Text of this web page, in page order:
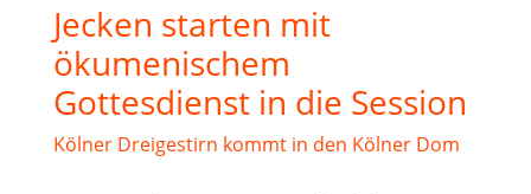
Jecken starten mit
ökumenischem
Gottesdienst in die Session
Kölner Dreigestirn kommt in den Kölner Dom